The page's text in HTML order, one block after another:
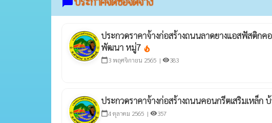
ประกวดราคาจ้างก่อสร้างถนนลาดยางแอสฟัสติก
พัฒนา หมู่7 local_fire_department
calendar_today 3 พฤศจิกายน 2565 | visibility383
ประกวดราคาจ้างก่อสร้างถนนคอนกรีตเสริมเหล็ก
calendar_today4 ตุลาคม 2565 | visibility357